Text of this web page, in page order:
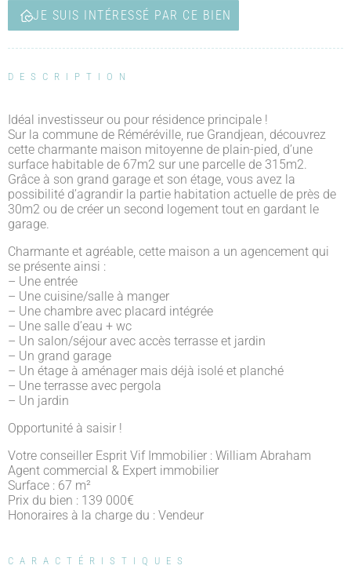
JE SUIS INTÉRESSÉ PAR CE BIEN
DESCRIPTION
Idéal investisseur ou pour résidence principale !
Sur la commune de Réméréville, rue Grandjean, découvrez
cette charmante maison mitoyenne de plain-pied, d’une
surface habitable de 67m2 sur une parcelle de 315m2.
Grâce à son grand garage et son étage, vous avez la
possibilité d’agrandir la partie habitation actuelle de près de
30m2 ou de créer un second logement tout en gardant le
garage.
Charmante et agréable, cette maison a un agencement qui
se présente ainsi :
– Une entrée
– Une cuisine/salle à manger
– Une chambre avec placard intégrée
– Une salle d’eau + wc
– Un salon/séjour avec accès terrasse et jardin
– Un grand garage
– Un étage à aménager mais déjà isolé et planché
– Une terrasse avec pergola
– Un jardin
Opportunité à saisir !
Votre conseiller Esprit Vif Immobilier : William Abraham
Agent commercial & Expert immobilier
Surface : 67 m²
Prix du bien : 139 000€
Honoraires à la charge du : Vendeur
CARACTÉRISTIQUES